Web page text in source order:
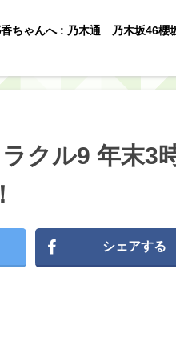
香ちゃんへ : 乃木通 乃木坂46櫻
クル9 年末3
シェアする